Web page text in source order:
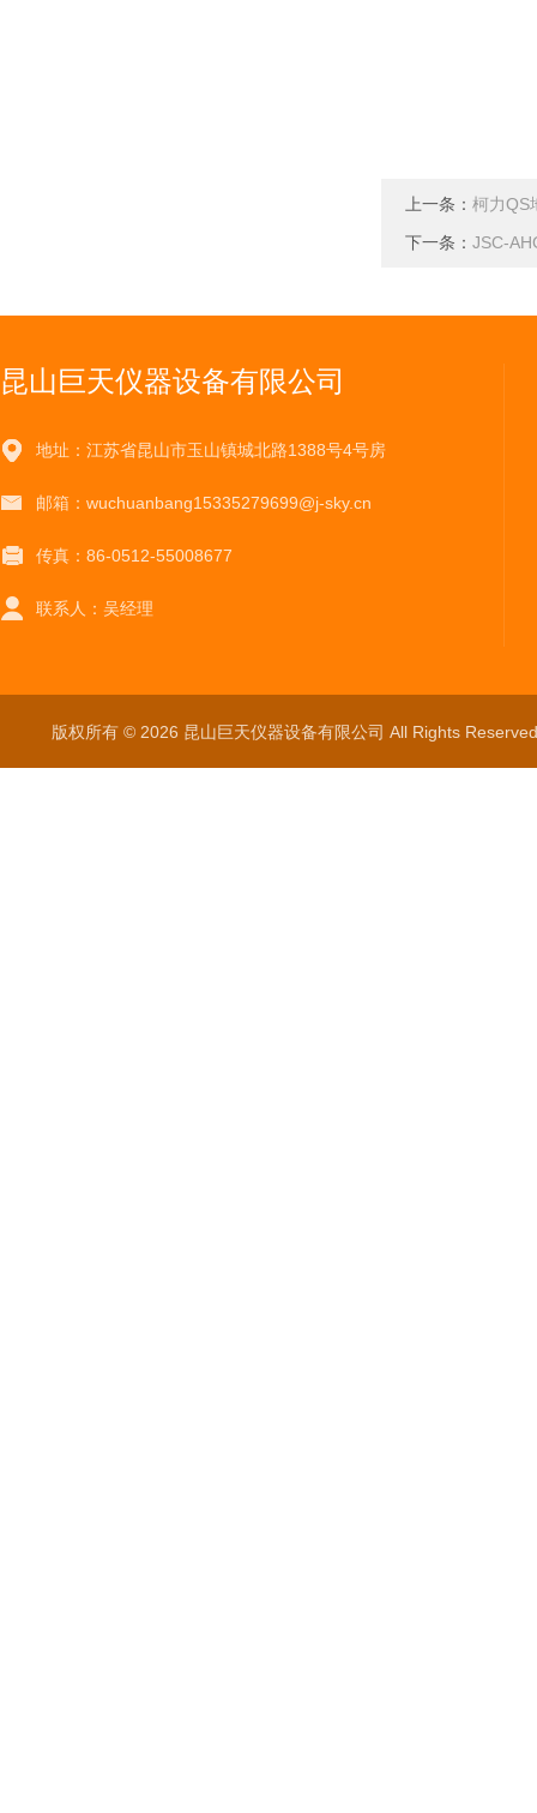
上一条： 柯力QS
下一条： JSC-
昆山巨天仪器设备有限公司
地址：江苏省昆山市玉山镇城北路1388号4号房
邮箱：wuchuanbang15335279699@j-sky.cn
传真：86-0512-55008677
联系人：吴经理
版权所有 © 2026 昆山巨天仪器设备有限公司 All Rights